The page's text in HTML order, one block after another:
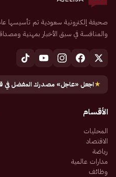
والمنافسة في سبق الأخبار بمهنية
★اجعل «عاجل» مصدرك المفضل في
الأقسام
المحليات
الاقتصاد
رياضة
مدارات عالمية
وظائف